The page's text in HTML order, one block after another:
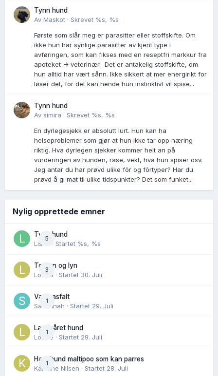
Tynn hund
Av Maskot · Skrevet %s, %s
Første som slår meg er parasitter eller stoffskifte. Om
ikke hun har synlige parasitter av kjent type i
avføringen, som kan fikses med en reseptfri markkur fra
apoteket -> veterinær. Det er antakelig stoffskifte, om
hun alltid har vært sånn. Ikke sikkert at mer energirikt for
løser det, for det kan hende hun instinktivt vil spise...
Tynn hund
Av simira · Skrevet %s, %s
En dyrlegesjekk er absolutt lurt. Hun kan ha
helseproblemer som gjør at hun ikke tar opp næring
riktig. Hva dyrlegen sjekker kommer helt an på
vurderingen av hunden, rase, vekt, hva hun spiser osv.
Jeg antar du har prøvd ulike fõr og fõrtyper? Har du
prøvd å gi mat til ulike tidspunkter? Det som funket...
Nylig opprettede emner
5
Tynn hund
Lisen
· Startet %s, %s
3
Torden og lyn
Lovise · Startet 30. Juli
1
Varm asfalt
Savannah · Startet 29. Juli
1
Langhåret hund
Lovise · Startet 29. Juli
1
Hannhund maltipoo som kan parres
Karoline Nilsen · Startet 28. Juli